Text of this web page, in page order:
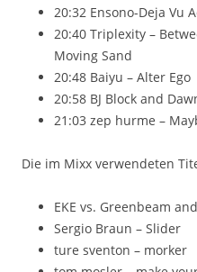
20:32 Ensono-Deja Vu
20:40 Triplexity –
Moving Sand
20:48 Baiyu – Alter Ego
20:58 BJ Block and
21:03 zep hurme –
Die im Mixx verwendeten
EKE vs. Greenbeam
Sergio Braun – Slider
ture sventon – morker